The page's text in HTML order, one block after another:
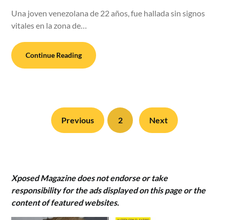
Una joven venezolana de 22 años, fue hallada sin signos
vitales en la zona de…
Continue Reading
Previous 2 Next
Xposed Magazine does not endorse or take
responsibility for the ads displayed on this page or the
content of featured websites.